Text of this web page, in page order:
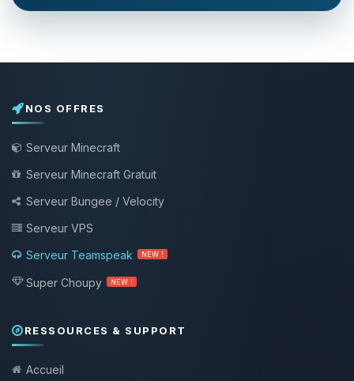
NOS OFFRES
Serveur Minecraft
Serveur Minecraft Gratuit
Serveur Bungee / Velocity
Serveur VPS
Serveur Teamspeak
NEW !
Super Choupy NEW !
RESSOURCES & SUPPORT
Accueil